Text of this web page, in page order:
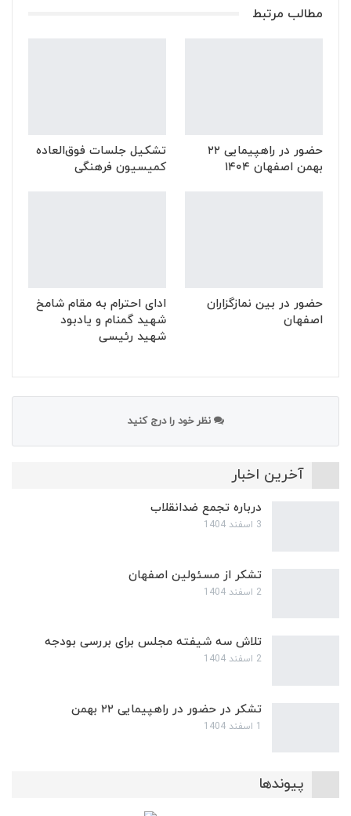
مطالب مرتبط
حضور در راهپیمایی ۲۲
بهمن اصفهان ۱۴۰۴
تشکیل جلسات فوق‌العاده
کمیسیون فرهنگی
حضور در بین نمازگزاران
اصفهان
ادای احترام به مقام شامخ
شهید گمنام و یادبود
شهید رئیسی
نظر خود را درج کنید
آخرین اخبار
درباره تجمع ضدانقلاب
3 اسفند 1404
تشکر از مسئولین اصفهان
2 اسفند 1404
تلاش سه شیفته مجلس برای بررسی بودجه
2 اسفند 1404
تشکر در حضور در راهپیمایی ۲۲ بهمن
1 اسفند 1404
پیوندها